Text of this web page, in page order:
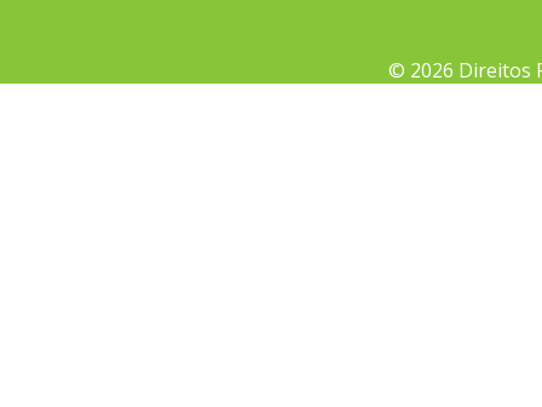
© 2026 Direitos